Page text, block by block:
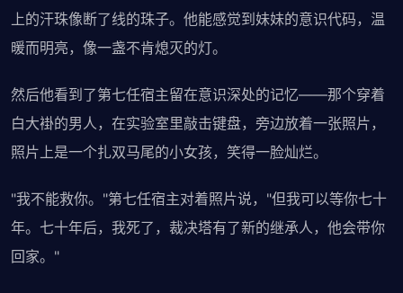
上的汗珠像断了线的珠子。他能感觉到妹妹的意识代码，温
暖而明亮，像一盏不肯熄灭的灯。
然后他看到了第七任宿主留在意识深处的记忆——那个穿着
白大褂的男人，在实验室里敲击键盘，旁边放着一张照片，
照片上是一个扎双马尾的小女孩，笑得一脸灿烂。
"我不能救你。"第七任宿主对着照片说，"但我可以等你七十
年。七十年后，我死了，裁决塔有了新的继承人，他会带你
回家。"